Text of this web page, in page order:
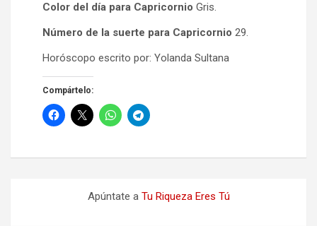
Color del día para Capricornio Gris.
Número de la suerte para Capricornio 29.
Horóscopo escrito por: Yolanda Sultana
Compártelo:
Apúntate a Tu Riqueza Eres Tú